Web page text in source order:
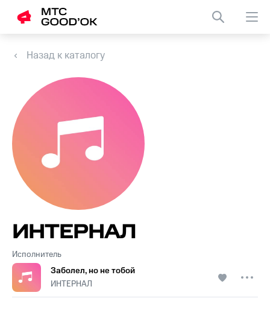
Назад к каталогу
Исполнитель
ИНТЕРНАЛ
Заболел, но не тобой
ИНТЕРНАЛ